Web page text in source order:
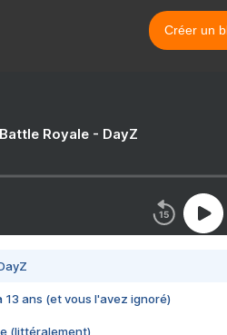
Créer un
Royale - DayZ
13 ans (et vous l'avez ignoré)
(littéralement)